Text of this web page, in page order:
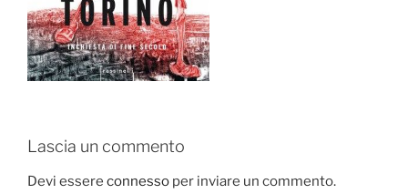
Lascia un commento
Devi essere connesso per inviare un commento.